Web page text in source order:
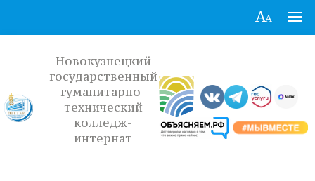
Новокузнецкий
государственный
гуманитарно-
технический
колледж-
интернат